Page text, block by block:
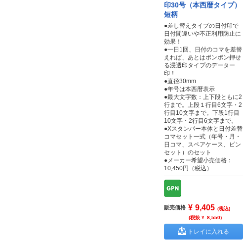
印30号（本西暦タイプ）
短柄
●差し替えタイプの日付印で
日付間違いや不正利用防止に
効果！
●一日1回、日付のコマを差替
えれば、あとはポンポン押せ
る浸透印タイプのデーター
印！
●直径30mm
●年号は本西暦表示
●最大文字数：上下段ともに2
行まで。上段１行目6文字・2
行目10文字まで。下段1行目
10文字・2行目6文字まで。
●Xスタンパー本体と日付差替
コマセット一式（年号・月・
日コマ、スペアケース、ピン
セット）のセット
●メーカー希望小売価格：
10,450円（税込）
販売価格 ¥ 9,405 (税込)
(税抜 ¥ 8,550)
トレイに入れる